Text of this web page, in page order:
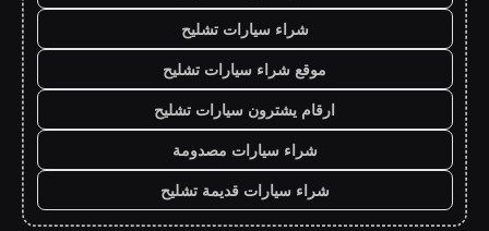
شراء سيارات تشليح
موقع شراء سيارات تشليح
ارقام يشترون سيارات تشليح
شراء سيارات مصدومة
شراء سيارات قديمة تشليح